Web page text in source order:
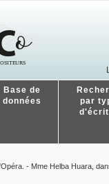
Base de
données
par
- Mme Helba Huara,